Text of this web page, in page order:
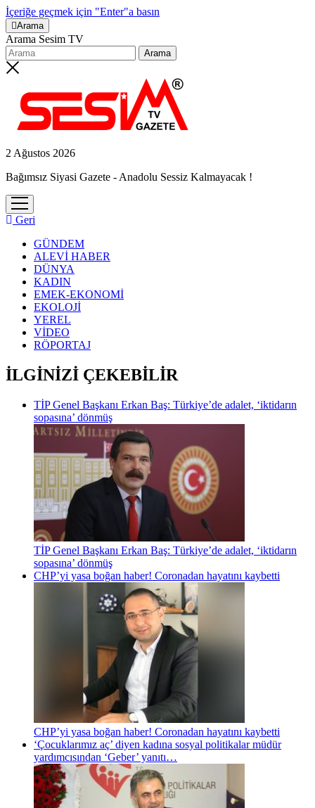
İçeriğe geçmek için "Enter"a basın
Arama
Arama Sesim TV
2 Ağustos 2026
Bağımsız Siyasi Gazete - Anadolu Sessiz Kalmayacak !
menüyü
aç
Geri
GÜNDEM
ALEVİ HABER
DÜNYA
KADIN
EMEK-EKONOMİ
EKOLOJİ
YEREL
VİDEO
RÖPORTAJ
İLGİNİZİ ÇEKEBİLİR
TİP Genel Başkanı Erkan Baş: Türkiye’de adalet, ‘iktidarın
sopasına’ dönmüş
TİP Genel Başkanı Erkan Baş: Türkiye’de adalet, ‘iktidarın
sopasına’ dönmüş
CHP’yi yasa boğan haber! Coronadan hayatını kaybetti
CHP’yi yasa boğan haber! Coronadan hayatını kaybetti
‘Çocuklarımız aç’ diyen kadına sosyal politikalar müdür
yardımcısından ‘Geber’ yanıtı…